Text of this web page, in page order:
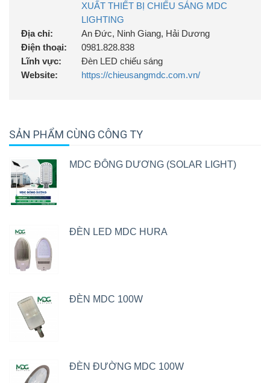
XUẤT THIẾT BỊ CHIẾU SÁNG MDC
LIGHTING
Địa chỉ:
An Đức, Ninh Giang, Hải Dương
Điện thoại:
0981.828.838
Lĩnh vực:
Đèn LED chiếu sáng
Website:
https://chieusangmdc.com.vn/
SẢN PHẨM CÙNG CÔNG TY
MDC ĐÔNG DƯƠNG (SOLAR LIGHT)
ĐÈN LED MDC HURA
ĐÈN MDC 100W
ĐÈN ĐƯỜNG MDC 100W